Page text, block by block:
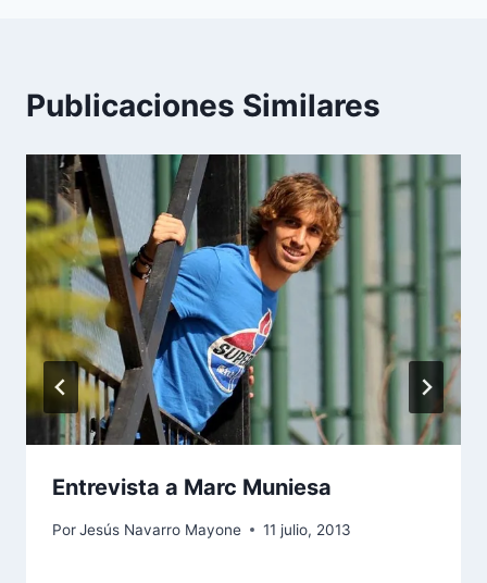
Publicaciones Similares
Entrevista a Marc Muniesa
PorJesús Navarro Mayone 11 julio, 2013